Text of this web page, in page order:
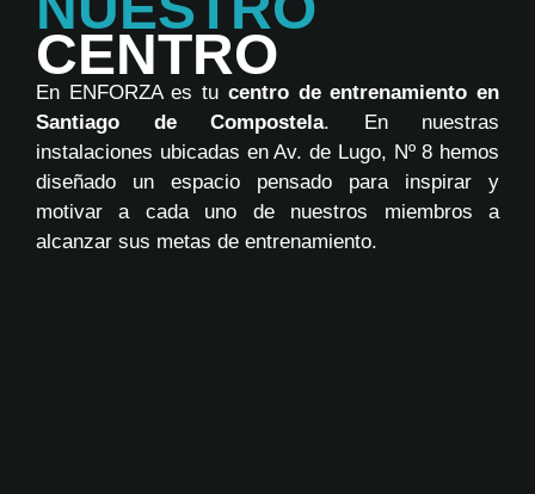
CENTRO
En ENFORZA es tu centro de entrenamiento en
Santiago de Compostela. En nuestras
instalaciones ubicadas en Av. de Lugo, Nº 8 hemos
diseñado un espacio pensado para inspirar y
motivar a cada uno de nuestros miembros a
alcanzar sus metas de entrenamiento.